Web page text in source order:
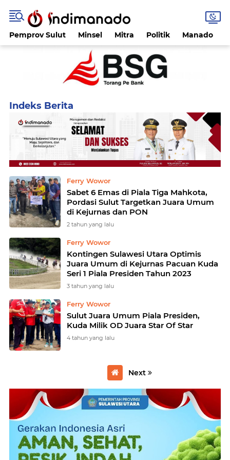
Pemprov Sulut Minsel Mitra Politik Manado
Ferry Wowor
Sabet 6 Emas di Piala Tiga Mahkota,
Pordasi Sulut Targetkan Juara Umum
di Kejurnas dan PON
2 tahun yang lalu
Ferry Wowor
Kontingen Sulawesi Utara Optimis
Juara Umum di Kejurnas Pacuan Kuda
Seri 1 Piala Presiden Tahun 2023
3 tahun yang lalu
Ferry Wowor
Sulut Juara Umum Piala Presiden,
Kuda Milik OD Juara Star Of Star
4 tahun yang lalu
Next